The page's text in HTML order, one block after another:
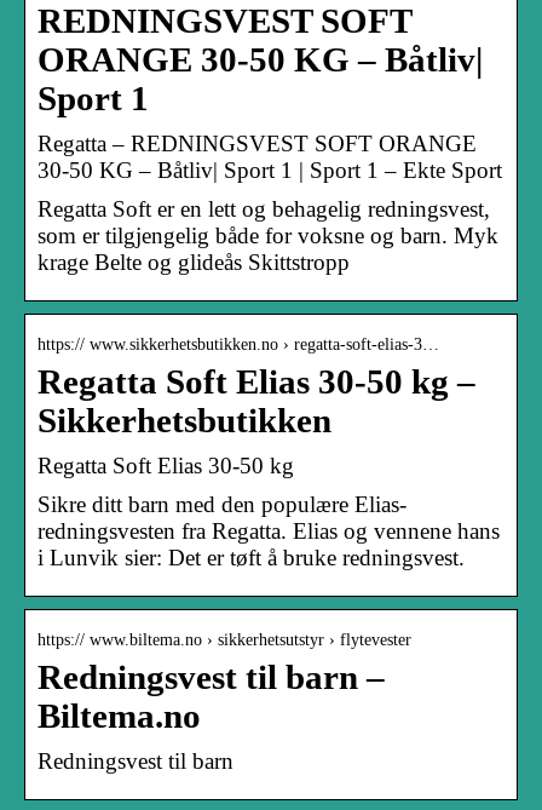
REDNINGSVEST SOFT
ORANGE 30-50 KG – Båtliv|
Sport 1
Regatta – REDNINGSVEST SOFT ORANGE
30-50 KG – Båtliv| Sport 1 | Sport 1 – Ekte Sport
Regatta Soft er en lett og behagelig redningsvest,
som er tilgjengelig både for voksne og barn. Myk
krage Belte og glideås Skittstropp
https:// www.sikkerhetsbutikken.no › regatta-soft-elias-3…
Regatta Soft Elias 30-50 kg –
Sikkerhetsbutikken
Regatta Soft Elias 30-50 kg
Sikre ditt barn med den populære Elias-
redningsvesten fra Regatta. Elias og vennene hans
i Lunvik sier: Det er tøft å bruke redningsvest.
https:// www.biltema.no › sikkerhetsutstyr › flytevester
Redningsvest til barn –
Biltema.no
Redningsvest til barn